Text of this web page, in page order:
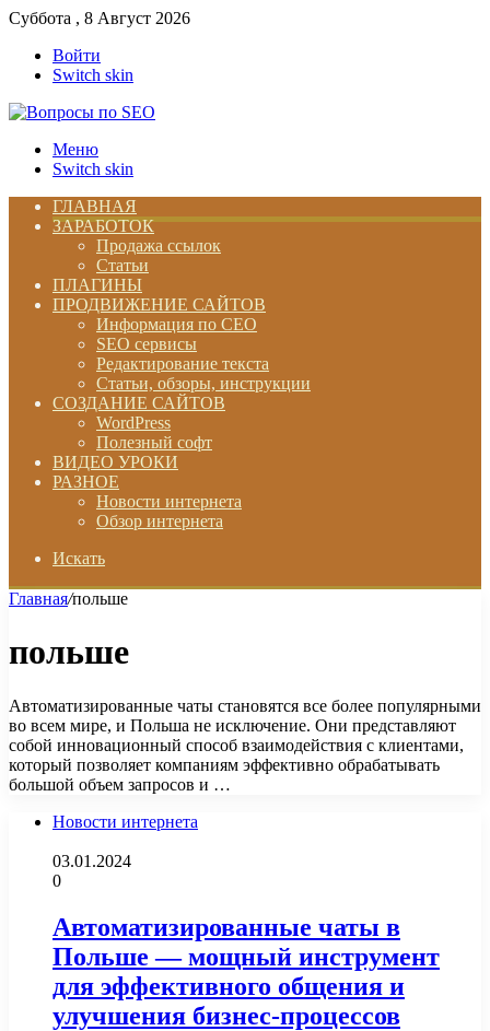
Суббота , 8 Август 2026
Войти
Switch skin
Меню
Switch skin
ГЛАВНАЯ
ЗАРАБОТОК
Продажа ссылок
Статьи
ПЛАГИНЫ
ПРОДВИЖЕНИЕ САЙТОВ
Информация по СЕО
SEO сервисы
Редактирование текста
Статьи, обзоры, инструкции
СОЗДАНИЕ САЙТОВ
WordPress
Полезный софт
ВИДЕО УРОКИ
РАЗНОЕ
Новости интернета
Обзор интернета
Искать
Главная/польше
польше
Автоматизированные чаты становятся все более популярными
во всем мире, и Польша не исключение. Они представляют
собой инновационный способ взаимодействия с клиентами,
который позволяет компаниям эффективно обрабатывать
большой объем запросов и …
Новости интернета
03.01.2024
0
Автоматизированные чаты в
Польше — мощный инструмент
для эффективного общения и
улучшения бизнес-процессов